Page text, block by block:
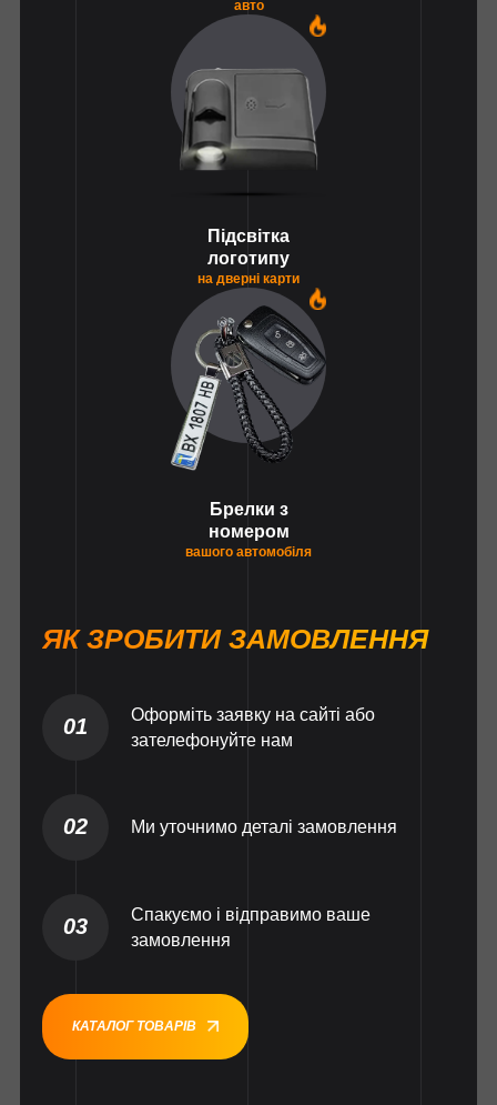
авто
Підсвітка
логотипу
на дверні карти
Брелки з
номером
вашого автомобіля
ЯК ЗРОБИТИ ЗАМОВЛЕННЯ
01
Оформіть заявку на сайті або
зателефонуйте нам
02 Ми уточнимо деталі замовлення
03
Спакуємо і відправимо ваше
замовлення
КАТАЛОГ ТОВАРІВ